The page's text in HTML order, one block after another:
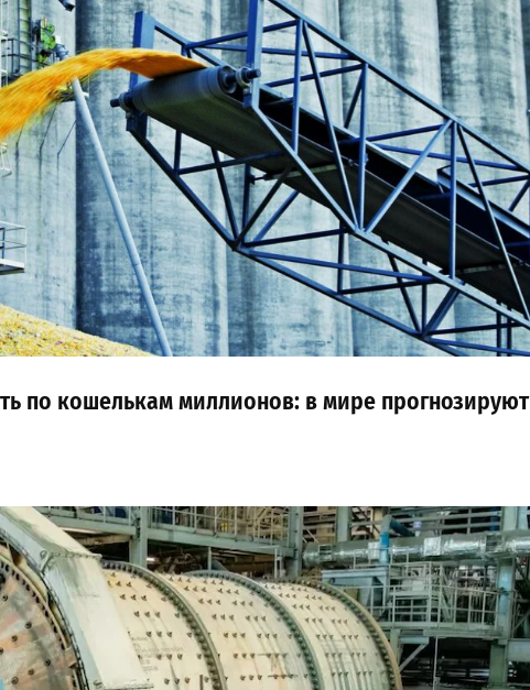
по кошелькам миллионов: в мире прогнозируют